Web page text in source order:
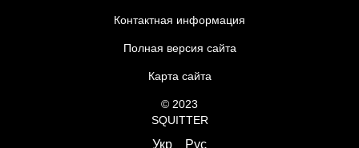
Контактная информация
Полная версия сайта
Карта сайта
© 2023
SQUITTER
Укр Рус